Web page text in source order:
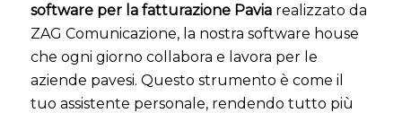
software per la fatturazione Pavia realizzato da
ZAG Comunicazione, la nostra software house
che ogni giorno collabora e lavora per le
aziende pavesi. Questo strumento è come il
tuo assistente personale, rendendo tutto più